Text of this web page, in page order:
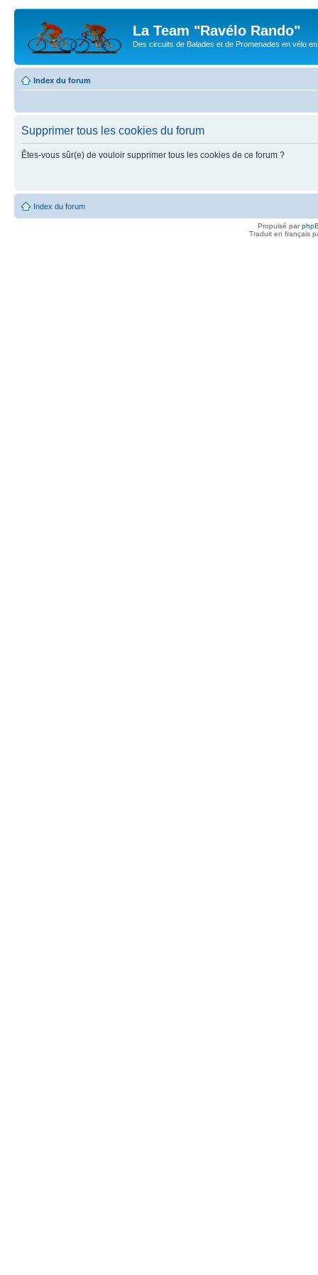
La Team "Ravélo Rando"
Des circuits de Balades et de Promenades en vélo
Index du forum
Supprimer tous les cookies du forum
Êtes-vous sûr(e) de vouloir supprimer tous les cookies de ce forum ?
Index du forum
Propulsé par
Traduit en français